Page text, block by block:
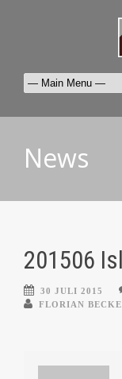
News
201506
30 JULI 2015
FLORIAN